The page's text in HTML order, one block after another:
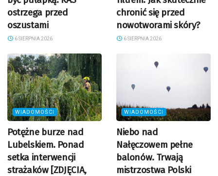
ostrzega przed
oszustami
6 SIERPNIA 2026
chronić się przed
nowotworami skóry?
6 SIERPNIA 2026
WIADOMOŚCI
Potężne burze nad
Lubelskiem. Ponad
setka interwencji
strażaków [ZDJĘCIA,
WIADOMOŚCI
Niebo nad
Nałęczowem pełne
balonów. Trwają
mistrzostwa Polski